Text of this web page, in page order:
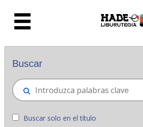
Novedades -
Buscar
Buscar solo en el título